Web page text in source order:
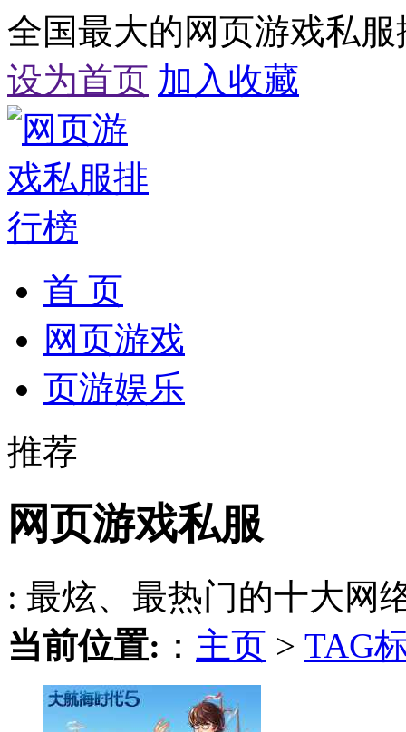
全国最大的网页游戏私
设为首页 加入收藏
首 页
网页游戏
页游娱乐
推荐
网页游戏私服
: 最炫、最热门的十大网
当前位置: ： 主页 > TAG